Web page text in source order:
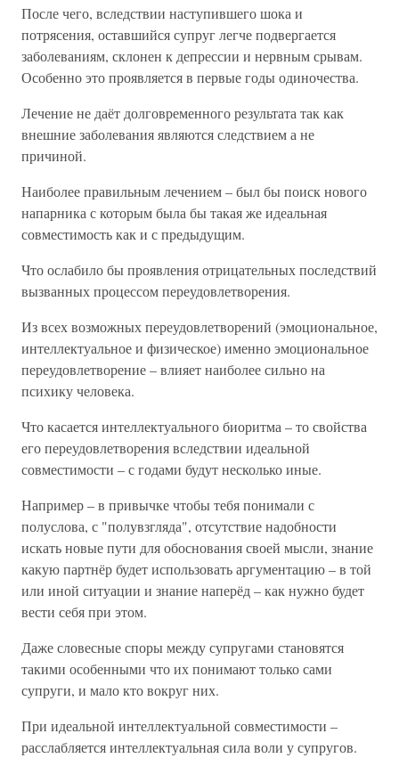
После чего, вследствии наступившего шока и
потрясения, оставшийся супруг легче подвергается
заболеваниям, склонен к депрессии и нервным срывам.
Особенно это проявляется в первые годы одиночества.
Лечение не даёт долговременного результата так как
внешние заболевания являются следствием а не
причиной.
Наиболее правильным лечением – был бы поиск нового
напарника с которым была бы такая же идеальная
совместимость как и с предыдущим.
Что ослабило бы проявления отрицательных последствий
вызванных процессом переудовлетворения.
Из всех возможных переудовлетворений (эмоциональное,
интеллектуальное и физическое) именно эмоциональное
переудовлетворение – влияет наиболее сильно на
психику человека.
Что касается интеллектуального биоритма – то свойства
его переудовлетворения вследствии идеальной
совместимости – с годами будут несколько иные.
Например – в привычке чтобы тебя понимали с
полуслова, с "полувзгляда", отсутствие надобности
искать новые пути для обоснования своей мысли, знание
какую партнёр будет использовать аргументацию – в той
или иной ситуации и знание наперёд – как нужно будет
вести себя при этом.
Даже словесные споры между супругами становятся
такими особенными что их понимают только сами
супруги, и мало кто вокруг них.
При идеальной интеллектуальной совместимости –
расслабляется интеллектуальная сила воли у супругов.